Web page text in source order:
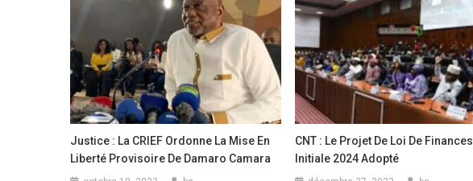
Justice : La CRIEF Ordonne La Mise En
Liberté Provisoire De Damaro Camara
CNT : Le Projet De Loi De Finances
Initiale 2024 Adopté